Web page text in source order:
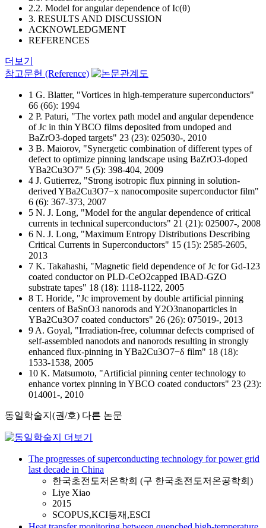
2.2. Model for angular dependence of Ic(θ)
3. RESULTS AND DISCUSSION
ACKNOWLEDGMENT
REFERENCES
더보기
참고문헌 (Reference)
1 G. Blatter, "Vortices in high-temperature superconductors"
66 (66): 1994
2 P. Paturi, "The vortex path model and angular dependence
of Jc in thin YBCO films deposited from undoped and
BaZrO3-doped targets" 23 (23): 025030-, 2010
3 B. Maiorov, "Synergetic combination of different types of
defect to optimize pinning landscape using BaZrO3-doped
YBa2Cu3O7" 5 (5): 398-404, 2009
4 J. Gutierrez, "Strong isotropic flux pinning in solution-
derived YBa2Cu3O7−x nanocomposite superconductor film"
6 (6): 367-373, 2007
5 N. J. Long, "Model for the angular dependence of critical
currents in technical superconductors" 21 (21): 025007-, 2008
6 N. J. Long, "Maximum Entropy Distributions Describing
Critical Currents in Superconductors" 15 (15): 2585-2605,
2013
7 K. Takahashi, "Magnetic field dependence of Jc for Gd-123
coated conductor on PLD-CeO2capped IBAD-GZO
substrate tapes" 18 (18): 1118-1122, 2005
8 T. Horide, "Jc improvement by double artificial pinning
centers of BaSnO3 nanorods and Y2O3nanoparticles in
YBa2Cu3O7 coated conductors" 26 (26): 075019-, 2013
9 A. Goyal, "Irradiation-free, columnar defects comprised of
self-assembled nanodots and nanorods resulting in strongly
enhanced flux-pinning in YBa2Cu3O7−δ film" 18 (18):
1533-1538, 2005
10 K. Matsumoto, "Artificial pinning center technology to
enhance vortex pinning in YBCO coated conductors" 23 (23):
014001-, 2010
동일학술지(권/호) 다른 논문
The progresses of superconducting technology for power grid
last decade in China
한국초전도저온학회 (구 한국초전도저온공학회)
Liye Xiao
2015
SCOPUS,KCI등재,ESCI